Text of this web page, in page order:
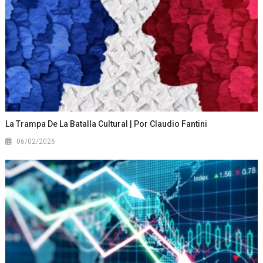
La Trampa De La Batalla Cultural | Por Claudio Fantini
06/02/2026